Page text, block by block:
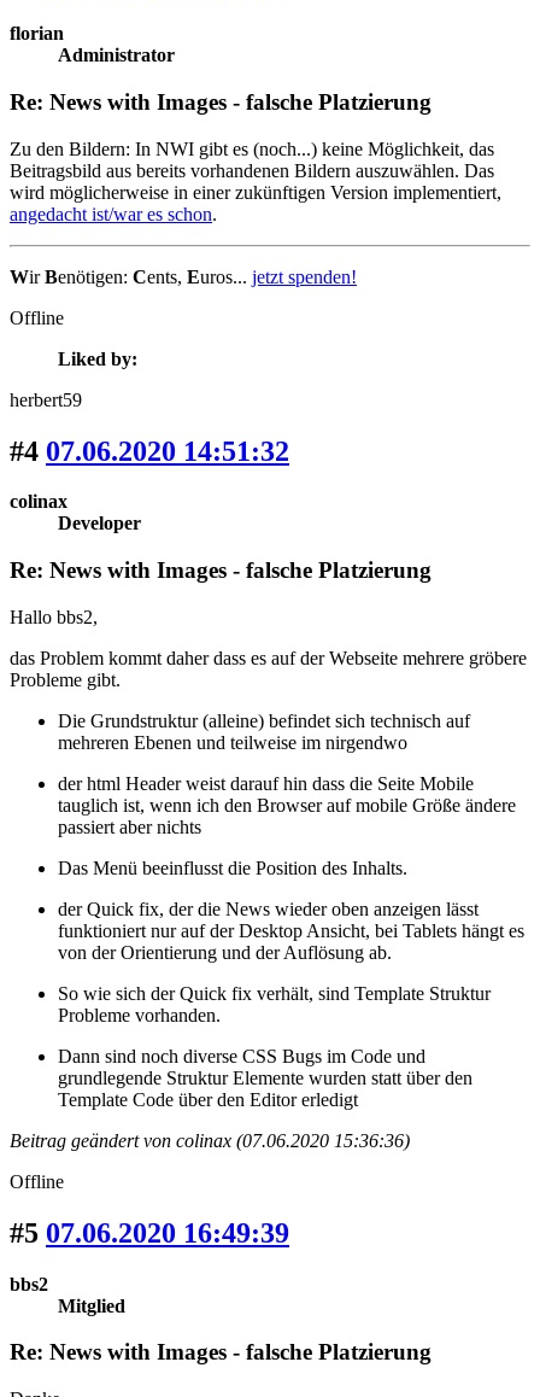
florian
Administrator
Re: News with Images - falsche Platzierung
Zu den Bildern: In NWI gibt es (noch...) keine Möglichkeit, das
Beitragsbild aus bereits vorhandenen Bildern auszuwählen. Das
wird möglicherweise in einer zukünftigen Version implementiert,
angedacht ist/war es schon.
WirBenötigen: Cents, Euros... jetzt spenden!
Offline
Liked by:
herbert59
#4 07.06.2020 14:51:32
colinax
Developer
Re: News with Images - falsche Platzierung
Hallo bbs2,
das Problem kommt daher dass es auf der Webseite mehrere gröbere
Probleme gibt.
Die Grundstruktur (alleine) befindet sich technisch auf
mehreren Ebenen und teilweise im nirgendwo
der html Header weist darauf hin dass die Seite Mobile
tauglich ist, wenn ich den Browser auf mobile Größe ändere
passiert aber nichts
Das Menü beeinflusst die Position des Inhalts.
der Quick fix, der die News wieder oben anzeigen lässt
funktioniert nur auf der Desktop Ansicht, bei Tablets hängt es
von der Orientierung und der Auflösung ab.
So wie sich der Quick fix verhält, sind Template Struktur
Probleme vorhanden.
Dann sind noch diverse CSS Bugs im Code und
grundlegende Struktur Elemente wurden statt über den
Template Code über den Editor erledigt
Beitrag geändert von colinax (07.06.2020 15:36:36)
Offline
#5 07.06.2020 16:49:39
bbs2
Mitglied
Re: News with Images - falsche Platzierung